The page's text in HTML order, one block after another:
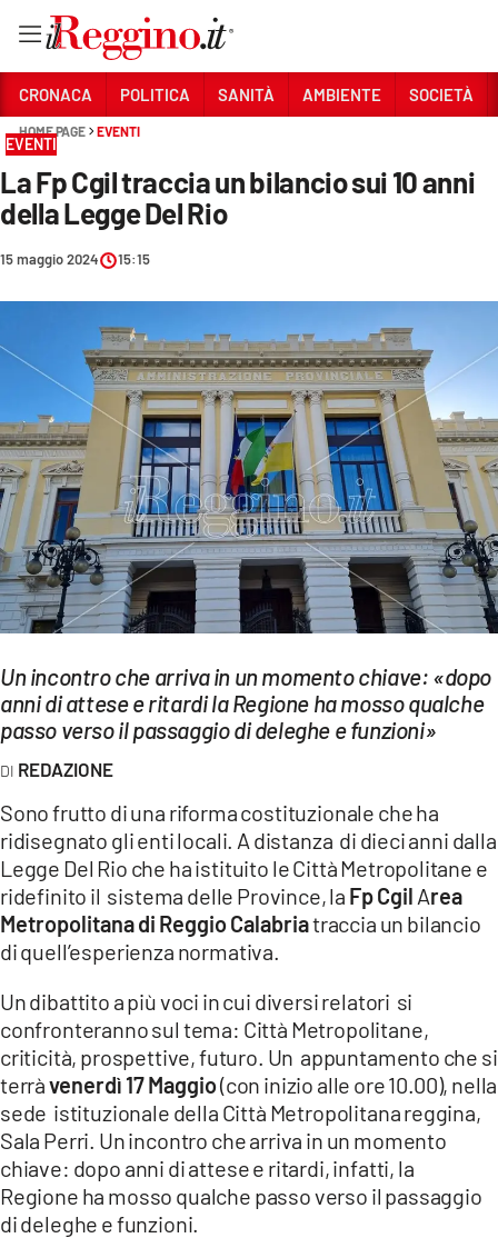
Sezioni
CRONACA
AMBIENTE
SOCIETÀ
CULTURA
ECONOMIA E LAVORO
EVENTI
SPORT
Streaming
LAC TV
LAC NETWORK
LAC ONAIR
LaC
Network
LACPLAY.IT
LACTV.IT
LACITYMAG.IT
ILREGGINO.IT
COSENZACHANNEL.IT
ILVIBONESE.IT
CATANZAROCHANNEL.IT
CRONACA POLITICA SANITÀ AMBIENTE SOCIETÀ
HOME PAGE EVENTI
EVENTI
La Fp Cgil traccia un bilancio sui 10 anni
della Legge Del Rio
15 maggio 2024 15:15
Un incontro che arriva in un momento chiave: «dopo
anni di attese e ritardi la Regione ha mosso qualche
passo verso il passaggio di deleghe e funzioni»
REDAZIONE
Sono frutto di una riforma costituzionale che ha
ridisegnato gli enti locali. A distanza di dieci anni dalla
Legge Del Rio che ha istituito le Città Metropolitane e
ridefinito il sistema delle Province, la Fp Cgil Area
Metropolitana di Reggio Calabriatraccia un bilancio
di quell’esperienza normativa.
Un dibattito a più voci in cui diversi relatori si
confronteranno sul tema: Città Metropolitane,
criticità, prospettive, futuro. Un appuntamento che si
terràvenerdì 17 Maggio(con inizio alle ore 10.00), nella
sede istituzionale della Città Metropolitana reggina,
Sala Perri. Un incontro che arriva in un momento
chiave: dopo anni di attese e ritardi, infatti, la
Regione ha mosso qualche passo verso il passaggio
di deleghe e funzioni.